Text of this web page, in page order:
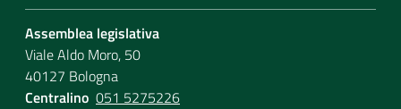
Assemblea legislativa
Viale Aldo Moro, 50
40127 Bologna
Centralino 051 5275226